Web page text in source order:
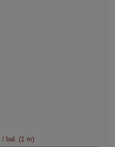
/ bal. (1 m)